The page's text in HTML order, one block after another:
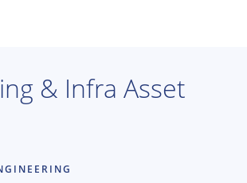
& Infra Asset